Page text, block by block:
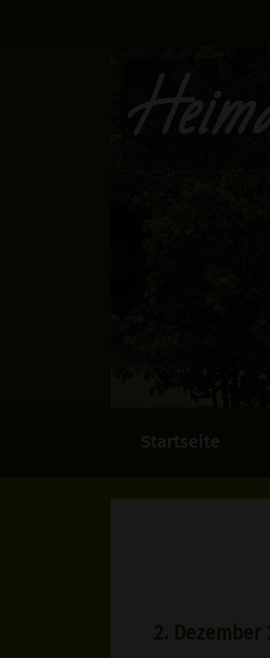
Startseite
2. Dezember